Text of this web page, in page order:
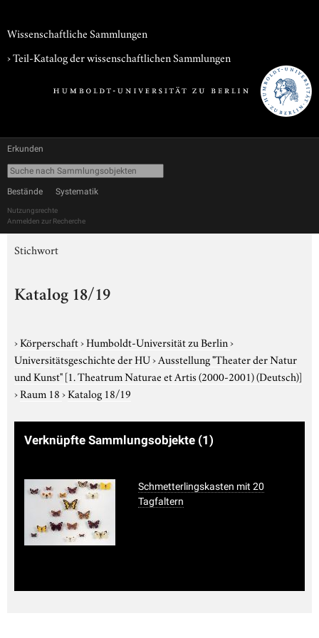
Wissenschaftliche Sammlungen
› Teil-Katalog der wissenschaftlichen Sammlungen
Erkunden
Bestände Systematik
Nutzungsrechte
Anmelden zur Recherche
Stichwort
Katalog 18/19
›Körperschaft›Humboldt-Universität zu Berlin›
Universitätsgeschichte der HU›Ausstellung "Theater der Natur
und Kunst"[1. Theatrum Naturae et Artis (2000-2001) (Deutsch)]
›Raum 18›Katalog 18/19
Verknüpfte Sammlungsobjekte (1)
Schmetterlingskasten mit 20
Tagfaltern